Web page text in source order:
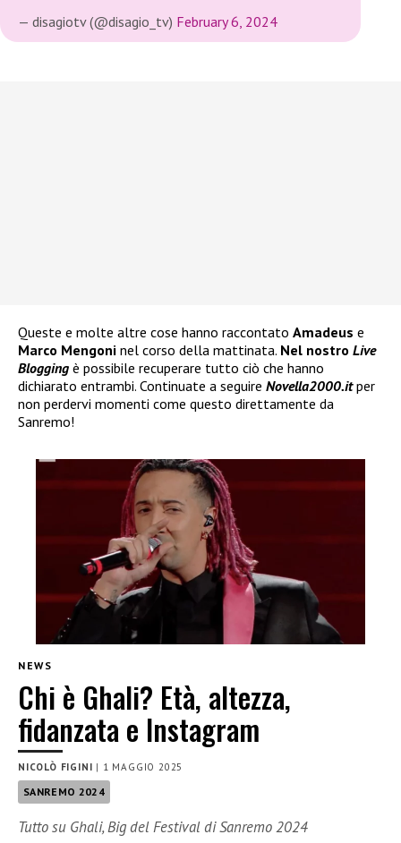
— disagiotv (@disagio_tv) February 6, 2024
Queste e molte altre cose hanno raccontato Amadeus e
Marco Mengoni nel corso della mattinata. Nel nostro Live
Blogging è possibile recuperare tutto ciò che hanno
dichiarato entrambi. Continuate a seguire Novella2000.itper
non perdervi momenti come questo direttamente da
Sanremo!
NEWS
Chi è Ghali? Età, altezza,
fidanzata e Instagram
NICOLÒ FIGINI | 1 MAGGIO 2025
SANREMO 2024
Tutto su Ghali, Big del Festival di Sanremo 2024